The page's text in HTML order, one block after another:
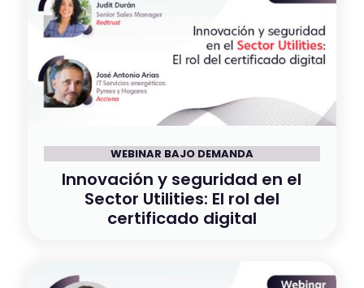
WEBINAR BAJO DEMANDA
Innovación y seguridad en el
Sector Utilities: El rol del
certificado digital